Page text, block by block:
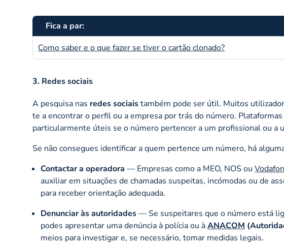
Fica a par:
Como saber e o que fazer se tiver o cartão clonado?
3. Redes sociais
A pesquisa nas redes sociaistambém pode ser útil. Muitos
te a encontrar o perfil ou a empresa por trás do número.
particularmente úteis se o número pertencer a um profissional ou a
Se não consegues identificar a quem pertence um número, há
Contactar a operadora — Empresas como a MEO, NOS ou
auxiliar em situações de chamadas suspeitas, incómodas ou de
para receber orientação adequada.
Denunciar às autoridades— Se suspeitares que o número está
podes apresentar uma denúncia à polícia ou àANACOM
meios para investigar e, se necessário, tomar medidas legais.